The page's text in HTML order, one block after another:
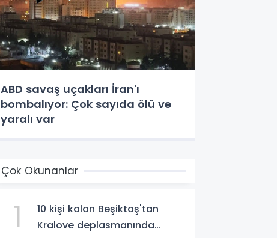
ABD savaş uçakları İran'ı
bombalıyor: Çok sayıda ölü ve
yaralı var
Çok Okunanlar
1
10 kişi kalan Beşiktaş'tan
Kralove deplasmanında